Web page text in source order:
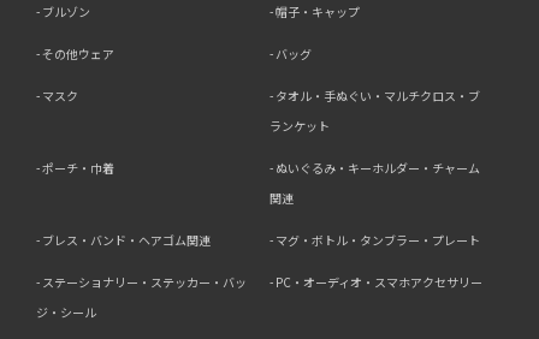
ブルゾン 帽子・キャップ
その他ウェア バッグ
マスク
タオル・手ぬぐい・マルチクロス・ブ
ランケット
ポーチ・巾着
ぬいぐるみ・キーホルダー・チャーム
関連
ブレス・バンド・ヘアゴム関連 マグ・ボトル・タンブラー・プレート
ステーショナリー・ステッカー・バッ
ジ・シール
PC・オーディオ・スマホアクセサリー